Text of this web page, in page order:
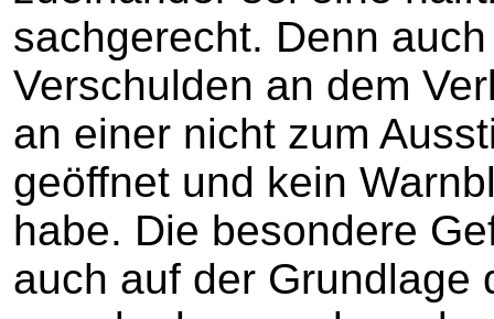
sachgerecht. Denn
Verschulden an dem
an einer nicht zum
geöffnet und kein
habe. Die besondere
auch auf der Grundlage